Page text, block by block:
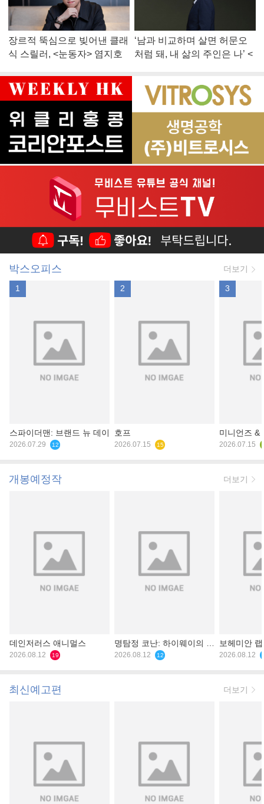
장르적 뚝심으로 빚어낸 클래
식 스릴러, <눈동자> 염지호
‘남과 비교하며 살면 허문오
처럼 돼, 내 삶의 주인은 나’ <
박스오피스 더보기
1
스파이더맨: 브랜드 뉴 데이
2026.07.29 12
2
호프
2026.07.15 15
3
미니언즈 &
2026.07.15
개봉예정작 더보기
데인저러스 애니멀스
2026.08.12 19
명탐정 코난: 하이웨이의 타
천사
2026.08.12 12
보헤미안
2026.08.12
최신예고편 더보기